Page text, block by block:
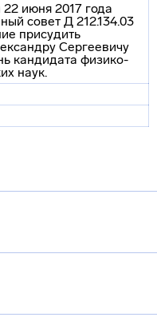
июня 2017 года
совет Д 212.134.03
присудить
Сергеевичу
кандидата физико-
наук.